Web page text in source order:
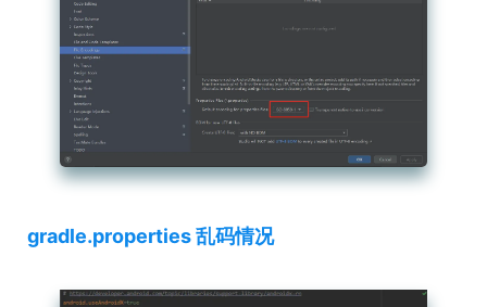
gradle.properties 乱码情况